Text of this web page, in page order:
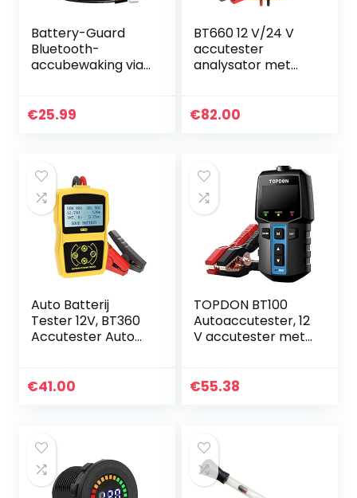
Battery-Guard
Bluetooth-
accubewaking via
motorfiets of
€25.99
BT660 12 V/24 V
accutester
analysator met
overstroomde
€82.00
Auto Batterij
Tester 12V, BT360
Accutester Auto
Lading Tester, Auto
€41.00
TOPDON BT100
Autoaccutester, 12
V accutester met
zwengeltest,
€55.38